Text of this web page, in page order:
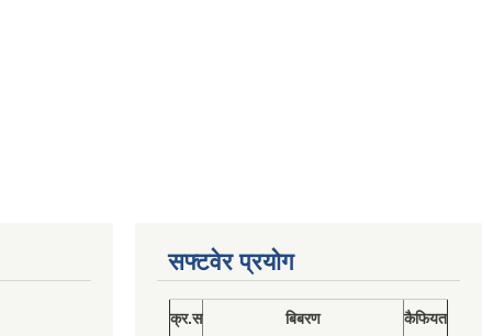
सफ्टवेर प्रयोग
क्र.स बिबरण कैफियत